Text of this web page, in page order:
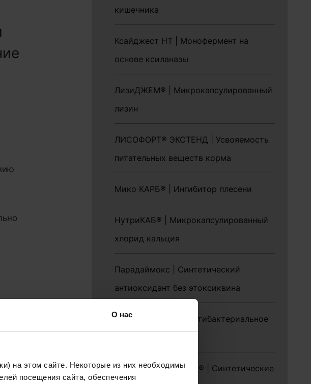
О нас
на этом сайте. Некоторые из них необходимы
посещения сайта, обеспечения
кишечника
Ксайджест HT | Монофермент на
основе ксиланазы
ЛизиДЖЕМ® | Микрокапсулированный
лизин
ЛИСОФОРТ® ЭКСТЕНД | Усвояемость
питательных веществ корма
Мико КАРБ® | Ингибитор плесени
НутриКАБ® | Микрокапсулированный
хлорид кальция
Парадаймокс | Синтетический
антиоксидант без этоксиквина
ПроОксайн® АН | Антибактериальное
РЕНДОКС и ЭНДОКС® | Синтетические